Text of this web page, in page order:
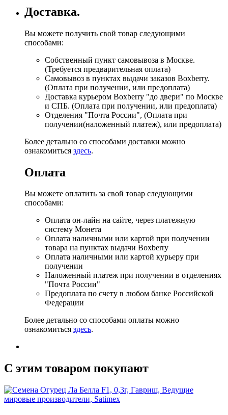
Доставка.
Вы можете получить свой товар следующими
способами:
Собственный пункт самовывоза в Москве.
(Требуется предварительная оплата)
Самовывоз в пунктах выдачи заказов Boxberry.
(Оплата при получении, или предоплата)
Доставка курьером Boxberry "до двери" по Москве
и СПБ. (Оплата при получении, или предоплата)
Отделения "Почта России", (Оплата при
получении(наложенный платеж), или предоплата)
Более детально со способами доставки можно
ознакомиться здесь.
Оплата
Вы можете оплатить за свой товар следующими
способами:
Оплата он-лайн на сайте, через платежную
систему Монета
Оплата наличными или картой при получении
товара на пунктах выдачи Boxberry
Оплата наличными или картой курьеру при
получении
Наложенный платеж при получении в отделениях
"Почта России"
Предоплата по счету в любом банке Российской
Федерации
Более детально со способами оплаты можно
ознакомиться здесь.
C этим товаром покупают